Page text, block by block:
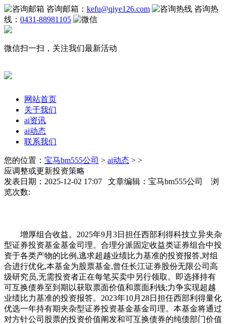
咨询邮箱： kefu@qiye126.com
咨询热
线： 0431-88981105
微信扫一扫，关注我们最新活动
网站首页
关于我们
ai资讯
ai动态
联系我们
您的位置： 宝马bm555公司 > ai动态 > >
应调整或更新投资策略
发表日期：2025-12-02 17:07 文章编辑：宝马bm555公司 浏
览次数:
增厚组合收益。2025年9月3日担任西部利得科技立异夹杂
型证券投资基金基金司理。合理分派固定收益类证券组合中投
资于各类产物的比例,逃求超越业绩比力基准的投资报答,对组
合进行优化,本基金为股票基金,曾任长江证券股份无限公司高
级研究员,无需投资者正在每笔买卖中另行领取。即选择持有
可互换债券至到期以获取票面价值和票面利钱;力争实现超越
业绩比力基准的投资报答。2023年10月28日担任西部利得量化
优选一年持有期夹杂型证券投资基金基金司理。本基金将通过
对方针公司股票的投资价值阐发和可互换债券的纯债部门价值